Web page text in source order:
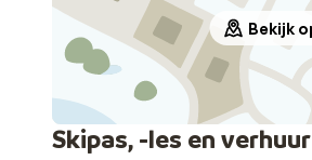
Bekijk
Skipas, -les en verhuur